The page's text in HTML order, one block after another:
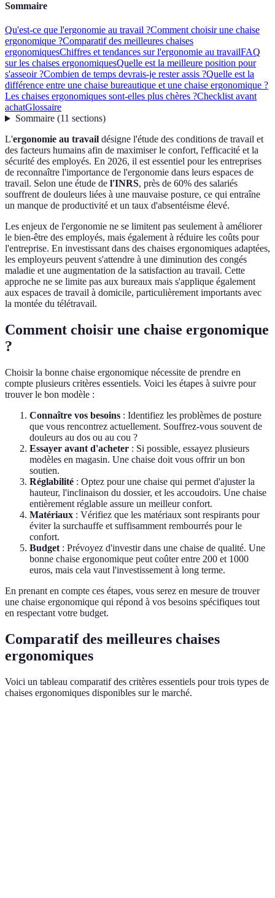
Sommaire
Qu'est-ce que l'ergonomie au travail ?Comment choisir une chaise
ergonomique ?Comparatif des meilleures chaises
ergonomiquesChiffres et tendances sur l'ergonomie au travailFAQ
sur les chaises ergonomiquesQuelle est la meilleure position pour
s'asseoir ?Combien de temps devrais-je rester assis ?Quelle est la
différence entre une chaise bureautique et une chaise ergonomique ?
Les chaises ergonomiques sont-elles plus chères ?Checklist avant
achatGlossaire
Sommaire(11 sections)
L'ergonomie au travail désigne l'étude des conditions de travail et
des facteurs humains afin de maximiser le confort, l'efficacité et la
sécurité des employés. En 2026, il est essentiel pour les entreprises
de reconnaître l'importance de l'ergonomie dans leurs espaces de
travail. Selon une étude de l'INRS, près de 60% des salariés
souffrent de douleurs liées à une mauvaise posture, ce qui entraîne
un manque de productivité et un taux d'absentéisme élevé.
Les enjeux de l'ergonomie ne se limitent pas seulement à améliorer
le bien-être des employés, mais également à réduire les coûts pour
l'entreprise. En investissant dans des chaises ergonomiques adaptées,
les employeurs peuvent s'attendre à une diminution des congés
maladie et une augmentation de la satisfaction au travail. Cette
approche ne se limite pas aux bureaux mais s'applique également
aux espaces de travail à domicile, particulièrement importants avec
la montée du télétravail.
Comment choisir une chaise ergonomique
?
Choisir la bonne chaise ergonomique nécessite de prendre en
compte plusieurs critères essentiels. Voici les étapes à suivre pour
trouver le bon modèle :
Connaître vos besoins : Identifiez les problèmes de posture
que vous rencontrez actuellement. Souffrez-vous souvent de
douleurs au dos ou au cou ?
Essayer avant d'acheter : Si possible, essayez plusieurs
modèles en magasin. Une chaise doit vous offrir un bon
soutien.
Réglabilité : Optez pour une chaise qui permet d'ajuster la
hauteur, l'inclinaison du dossier, et les accoudoirs. Une chaise
entièrement réglable assure un meilleur confort.
Matériaux : Vérifiez que les matériaux sont respirants pour
éviter la surchauffe et suffisamment rembourrés pour le
confort.
Budget : Prévoyez d'investir dans une chaise de qualité. Une
bonne chaise ergonomique peut coûter entre 200 et 1000
euros, mais cela vaut l'investissement à long terme.
En prenant en compte ces étapes, vous serez en mesure de trouver
une chaise ergonomique qui répond à vos besoins spécifiques tout
en respectant votre budget.
Comparatif des meilleures chaises
ergonomiques
Voici un tableau comparatif des critères essentiels pour trois types de
chaises ergonomiques disponibles sur le marché.